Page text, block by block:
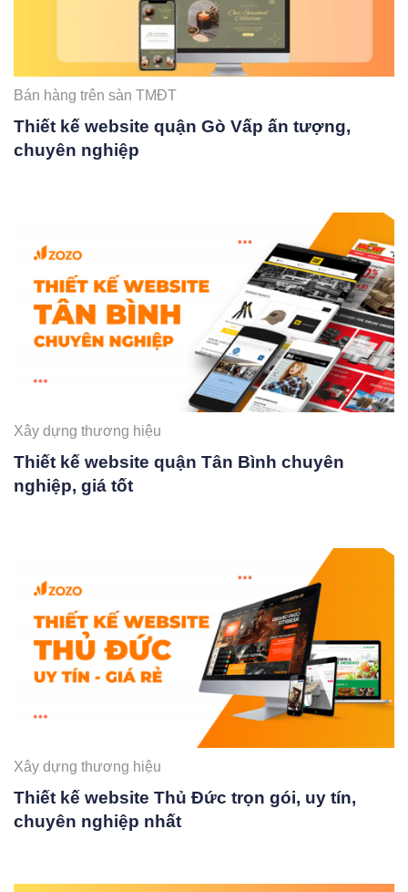
Bán hàng trên sàn TMĐT
Thiết kế website quận Gò Vấp ấn tượng,
chuyên nghiệp
Xây dựng thương hiệu
Thiết kế website quận Tân Bình chuyên
nghiệp, giá tốt
Xây dựng thương hiệu
Thiết kế website Thủ Đức trọn gói, uy tín,
chuyên nghiệp nhất